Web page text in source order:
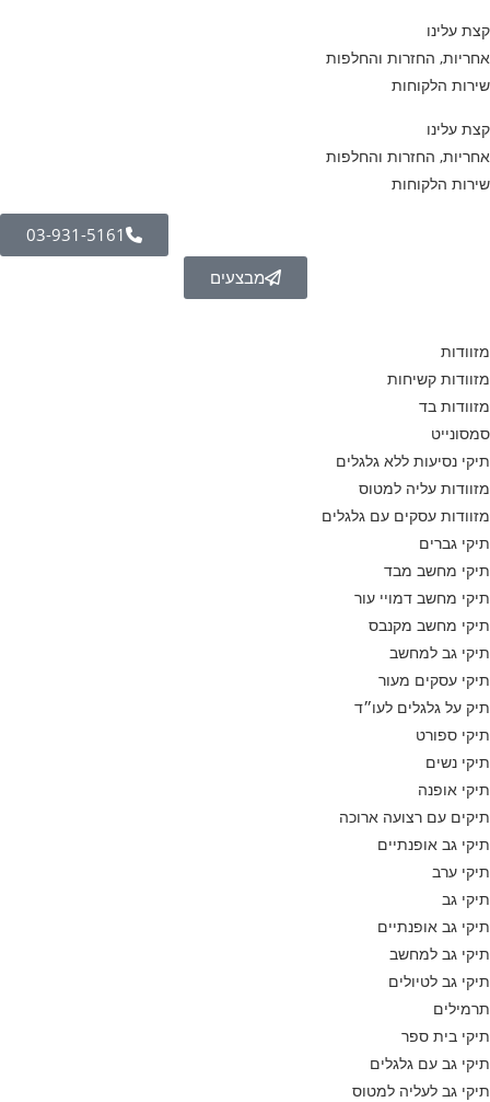
קצת עלינו
אחריות, החזרות והחלפות
שירות הלקוחות
קצת עלינו
אחריות, החזרות והחלפות
שירות הלקוחות
03-931-5161
מבצעים
מזוודות
מזוודות קשיחות
מזוודות בד
סמסונייט
תיקי נסיעות ללא גלגלים
מזוודות עליה למטוס
מזוודות עסקים עם גלגלים
תיקי גברים
תיקי מחשב מבד
תיקי מחשב דמויי עור
תיקי מחשב מקנבס
תיקי גב למחשב
תיקי עסקים מעור
תיק על גלגלים לעו״ד
תיקי ספורט
תיקי נשים
תיקי אופנה
תיקים עם רצועה ארוכה
תיקי גב אופנתיים
תיקי ערב
תיקי גב
תיקי גב אופנתיים
תיקי גב למחשב
תיקי גב לטיולים
תרמילים
תיקי בית ספר
תיקי גב עם גלגלים
תיקי גב לעליה למטוס